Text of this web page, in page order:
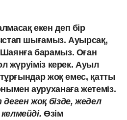
екен деп бір
шығамыз. Ауырсақ,
барамыз. Оған
жүруіміз керек. Ауыл
тұрғындар жоқ емес, қатты
ауруханаға жетеміз.
жоқ бізде, жедел
Өзім